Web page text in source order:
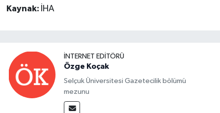
Kaynak: İHA
İNTERNET EDITÖRÜ
Özge Koçak
Selçuk Üniversitesi Gazetecilik bölümü
mezunu